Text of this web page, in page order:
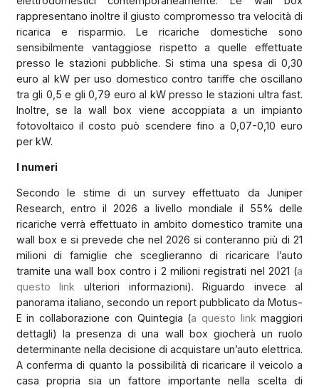
rappresentano inoltre il giusto compromesso tra velocità di
ricarica e risparmio. Le ricariche domestiche sono
sensibilmente vantaggiose rispetto a quelle effettuate
presso le stazioni pubbliche. Si stima una spesa di 0,30
euro al kW per uso domestico contro tariffe che oscillano
tra gli 0,5 e gli 0,79 euro al kW presso le stazioni ultra fast.
Inoltre, se la wall box viene accoppiata a un impianto
fotovoltaico il costo può scendere fino a 0,07-0,10 euro
per kW.
I numeri
Secondo le stime di un survey effettuato da Juniper
Research, entro il 2026 a livello mondiale il 55% delle
ricariche verrà effettuato in ambito domestico tramite una
wall box e si prevede che nel 2026 si conteranno più di 21
milioni di famiglie che sceglieranno di ricaricare l’auto
tramite una wall box contro i 2 milioni registrati nel 2021 (a
questo link ulteriori informazioni). Riguardo invece al
panorama italiano, secondo un report pubblicato da Motus-
E in collaborazione con Quintegia (a questo link maggiori
dettagli) la presenza di una wall box giocherà un ruolo
determinante nella decisione di acquistare un’auto elettrica.
A conferma di quanto la possibilità di ricaricare il veicolo a
casa propria sia un fattore importante nella scelta di